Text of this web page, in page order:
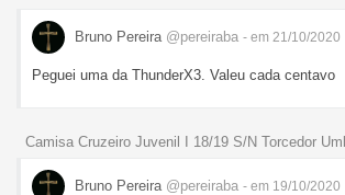
Bruno Pereira @pereiraba - em 21/10/2020
Peguei uma da ThunderX3. Valeu cada centavo
Camisa Cruzeiro Juvenil I 18/19 S/N Torcedor
Bruno Pereira @pereiraba - em 19/10/2020